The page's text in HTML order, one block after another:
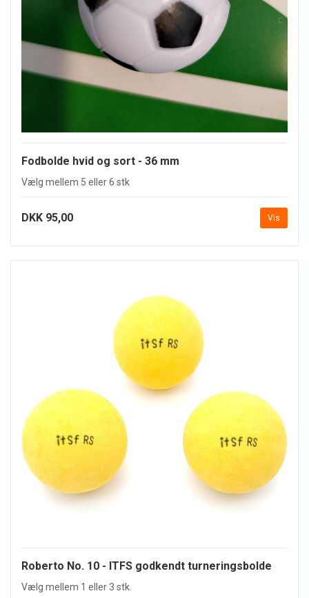
Fodbolde hvid og sort - 36 mm
Vælg mellem 5 eller 6 stk
DKK 95,00 Vis
Roberto No. 10 - ITFS godkendt turneringsbolde
Vælg mellem 1 eller 3 stk.